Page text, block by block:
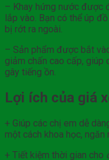
– Khay hứng nước được
lắp vào. Bạn có thể úp
bị rớt ra ngoài.
– Sản phẩm được bắt
giảm chấn cao cấp, giúp
gây tiếng ồn.
Lợi ích của giá
+ Giúp các chị em dễ
một cách khoa học, ngăn
+ Tiết kiệm thời gian cho